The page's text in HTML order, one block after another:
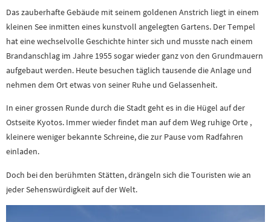
Das zauberhafte Gebäude mit seinem goldenen Anstrich liegt in einem
kleinen See inmitten eines kunstvoll angelegten Gartens. Der Tempel
hat eine wechselvolle Geschichte hinter sich und musste nach einem
Brandanschlag im Jahre 1955 sogar wieder ganz von den Grundmauern
aufgebaut werden. Heute besuchen täglich tausende die Anlage und
nehmen dem Ort etwas von seiner Ruhe und Gelassenheit.
In einer grossen Runde durch die Stadt geht es in die Hügel auf der
Ostseite Kyotos. Immer wieder findet man auf dem Weg ruhige Orte ,
kleinere weniger bekannte Schreine, die zur Pause vom Radfahren
einladen.
Doch bei den berühmten Stätten, drängeln sich die Touristen wie an
jeder Sehenswürdigkeit auf der Welt.